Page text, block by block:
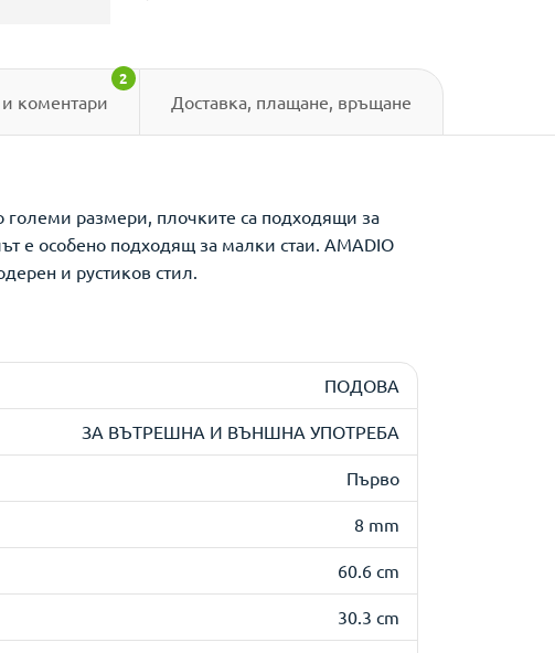
коментари
2
Доставка, плащане, връщане
големи размери, плочките са подходящи за
е особено подходящ за малки стаи. AMADIO
и рустиков стил.
ПОДОВА
ЗА ВЪТРЕШНА И ВЪНШНА УПОТРЕБА
Първо
8 mm
60.6 cm
30.3 cm